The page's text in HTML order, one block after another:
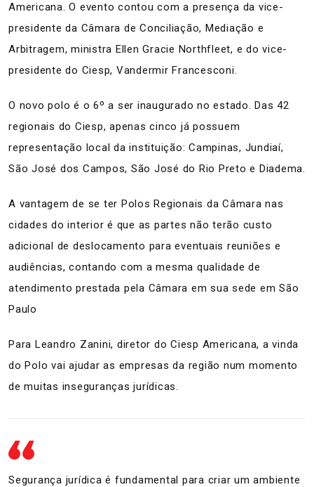
Americana. O evento contou com a presença da vice-
presidente da Câmara de Conciliação, Mediação e
Arbitragem, ministra Ellen Gracie Northfleet, e do vice-
presidente do Ciesp, Vandermir Francesconi.
O novo polo é o 6º a ser inaugurado no estado. Das 42
regionais do Ciesp, apenas cinco já possuem
representação local da instituição: Campinas, Jundiaí,
São José dos Campos, São José do Rio Preto e Diadema.
A vantagem de se ter Polos Regionais da Câmara nas
cidades do interior é que as partes não terão custo
adicional de deslocamento para eventuais reuniões e
audiências, contando com a mesma qualidade de
atendimento prestada pela Câmara em sua sede em São
Paulo
Para Leandro Zanini, diretor do Ciesp Americana, a vinda
do Polo vai ajudar as empresas da região num momento
de muitas inseguranças jurídicas.
Segurança jurídica é fundamental para criar um ambiente